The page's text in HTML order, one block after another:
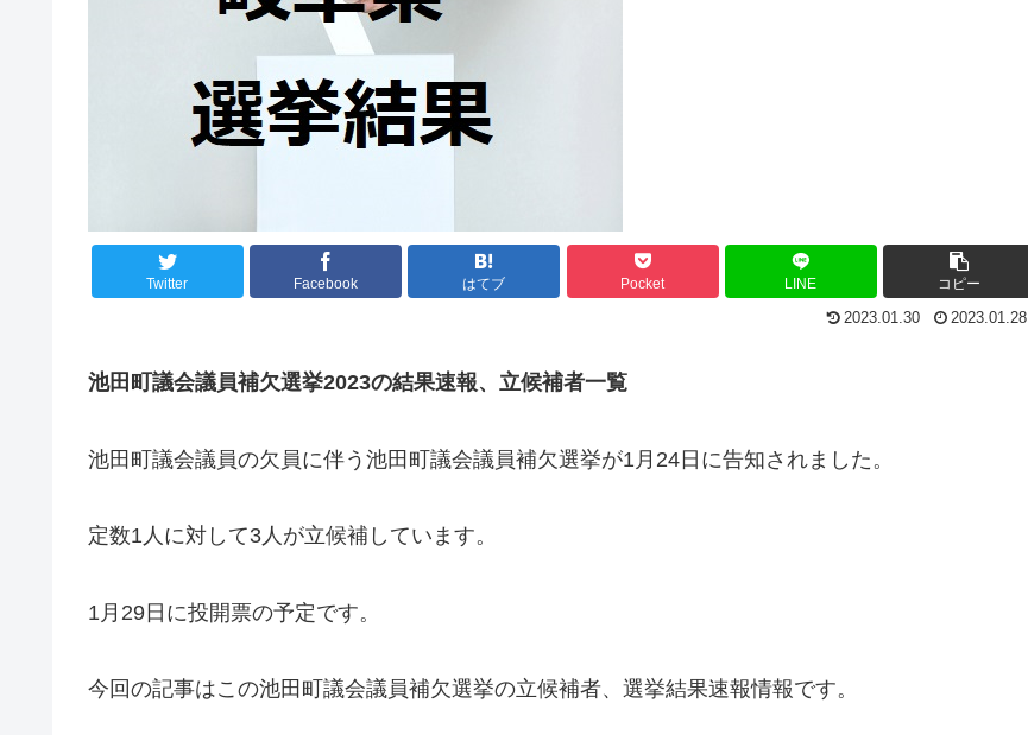
Twitter Facebook はてブ Pocket LINE コピー
2023.01.30 2023.01.28
池田町議会議員補欠選挙2023の結果速報、立候補者一覧
池田町議会議員の欠員に伴う池田町議会議員補欠選挙が1月24日に告知されました。
定数1人に対して3人が立候補しています。
1月29日に投開票の予定です。
今回の記事はこの池田町議会議員補欠選挙の立候補者、選挙結果速報情報です。